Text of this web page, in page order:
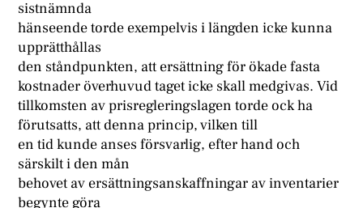
sistnämnda
hänseende torde exempelvis i längden icke kunna
upprätthållas
den ståndpunkten, att ersättning för ökade fasta
kostnader överhuvud taget icke skall medgivas. Vid
tillkomsten av prisregleringslagen torde ock ha
förutsatts, att denna princip, vilken till
en tid kunde anses försvarlig, efter hand och
särskilt i den mån
behovet av ersättningsanskaffningar av inventarier
begynte göra